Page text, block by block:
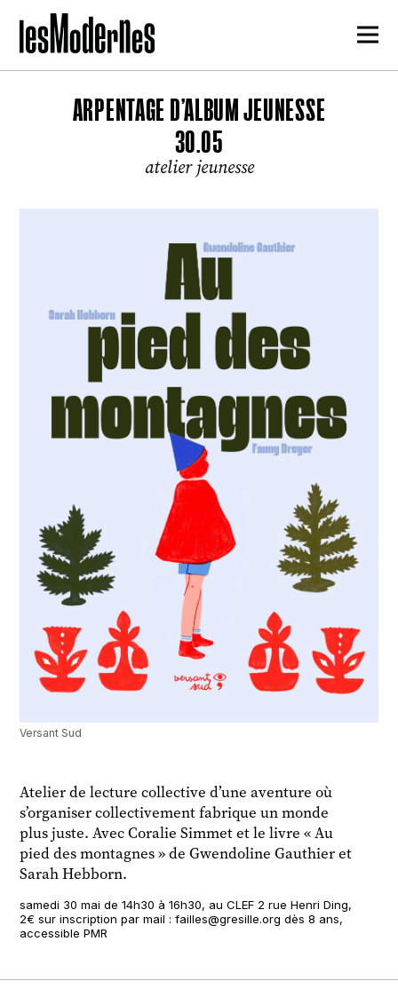
ARPENTAGE D’ALBUM JEUNESSE
30.05
atelier jeunesse
Versant Sud
Atelier de lecture collective d’une aventure où
s’organiser collectivement fabrique un monde
plus juste. Avec Coralie Simmet et le livre « Au
pied des montagnes » de Gwendoline Gauthier et
Sarah Hebborn.
samedi 30 mai de 14h30 à 16h30, au CLEF 2 rue Henri Ding,
2€ sur inscription par mail : failles@gresille.org dès 8 ans,
accessible PMR